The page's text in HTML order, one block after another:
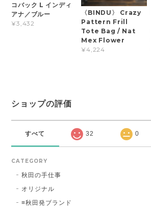
コバック L インディ
アナ／ブルー
¥3,432
〈BINDU〉 Crazy
Pattern Frill
Tote Bag / Nat
Mex Flower
¥4,224
ショップの評価
すべて 32 0
CATEGORY
秋田の手仕事
オリジナル
≡秋田発ブランド